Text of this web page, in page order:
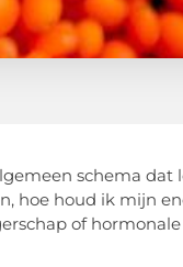
schema dat
hoe houd ik mijn
of